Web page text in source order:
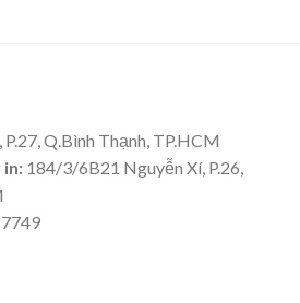
Q.Bình Thạnh, TP.HCM
in: 184/3/6B21 Nguyễn Xí, P.26,